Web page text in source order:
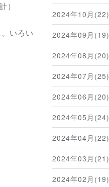
）
いろい
2024年10月(22)
2024年09月(19)
2024年08月(20)
2024年07月(25)
2024年06月(20)
2024年05月(24)
2024年04月(22)
2024年03月(21)
2024年02月(19)